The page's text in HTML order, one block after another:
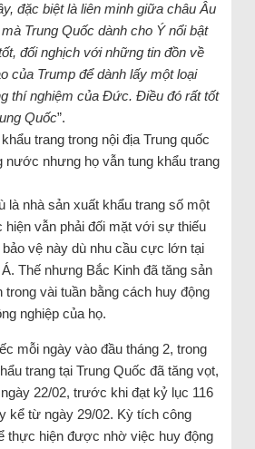
đặc biệt là liên minh giữa châu Âu
Trung Quốc dành cho Ý nổi bật
đối nghịch với những tin đồn về
của Trump để dành lấy một loại
thí nghiệm của Đức. Điều đó rất tốt
Quốc”.
trang trong nội địa Trung quốc
nước nhưng họ vẫn tung khẩu trang
là nhà sản xuất khẩu trang số một
hiện vẫn phải đối mặt với sự thiếu
vệ này dù nhu cầu cực lớn tại
Thế nhưng Bắc Kinh đã tăng sản
trong vài tuần bằng cách huy động
nghiệp của họ.
mỗi ngày vào đầu tháng 2, trong
trang tại Trung Quốc đã tăng vọt,
22/02, trước khi đạt kỷ lục 116
kể từ ngày 29/02. Kỳ tích công
thực hiện được nhờ việc huy động